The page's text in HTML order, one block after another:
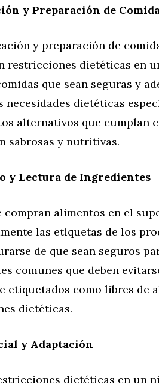
y Preparación de
y preparación de
restricciones dietéticas en
que sean seguras y
necesidades dietéticas
alternativos que cumplan
sabrosas y nutritivas.
y Lectura de Ingredientes
compran alimentos en el
las etiquetas de los
de que sean seguros
comunes que deben
etiquetados como libres de
dietéticas.
y Adaptación
dietéticas en un